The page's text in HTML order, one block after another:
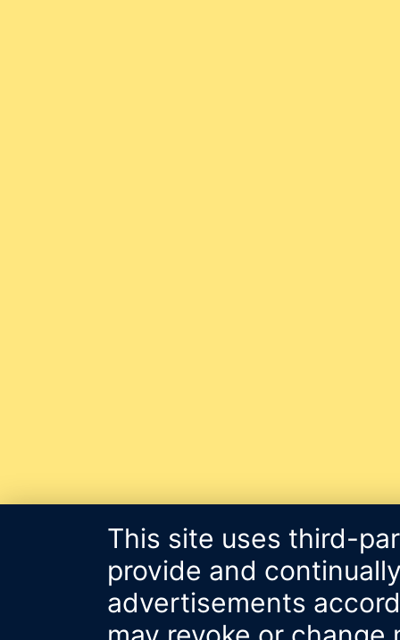
This site uses third-
provide and
advertisements